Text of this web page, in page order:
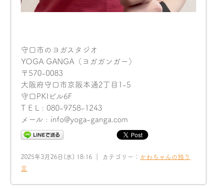
守口市のヨガスタジオ
YOGA GANGA（ヨガガンガー）
〒570-0083
大阪府守口市京阪本通2丁目1-5
守口PKIビル6F
T E L : 080-9758-1243
メール : info@yoga-ganga.com
2025年3月26日(水) 18:16 ｜ カテゴリー：
かわちゃんの独り
言